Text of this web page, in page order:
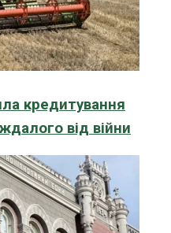
кредитування
від війни